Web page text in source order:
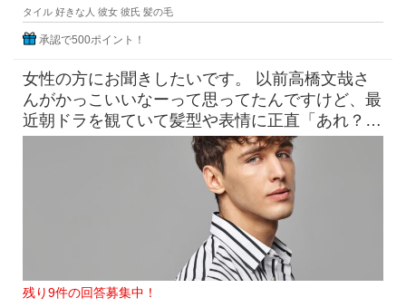
タイル 好きな人 彼女 彼氏 髪の毛
承認で500ポイント！
女性の方にお聞きしたいです。 以前高橋文哉さ
んがかっこいいなーって思ってたんですけど、最
近朝ドラを観ていて髪型や表情に正直「あれ？こ
んなんだっけ？」みたいにな
残り9件の回答募集中！